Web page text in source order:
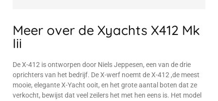
Meer over de Xyachts X412 Mk
Iii
De X-412 is ontworpen door Niels Jeppesen, een van de drie
oprichters van het bedrijf. De X-werf noemt de X-412 ,de meest
mooie, elegante X-Yacht ooit, en het grote aantal boten dat ze
verkocht, bewijst dat veel zeilers het met hen eens is. Het model